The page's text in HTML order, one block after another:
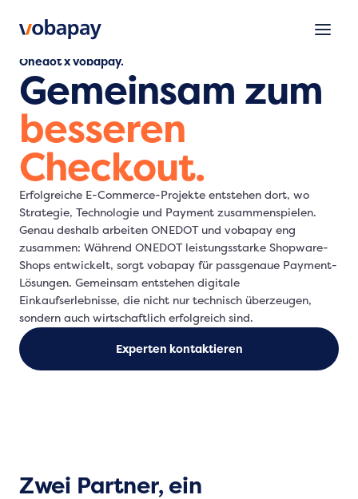
Onedot x vobapay.
Gemeinsam zum
besseren
Checkout.
Erfolgreiche E-Commerce-Projekte entstehen dort, wo
Strategie, Technologie und Payment zusammenspielen.
Genau deshalb arbeiten ONEDOT und vobapay eng
zusammen: Während ONEDOT leistungsstarke Shopware-
Shops entwickelt, sorgt vobapay für passgenaue Payment-
Lösungen. Gemeinsam entstehen digitale
Einkaufserlebnisse, die nicht nur technisch überzeugen,
sondern auch wirtschaftlich erfolgreich sind.
Experten kontaktieren
Zwei Partner, ein